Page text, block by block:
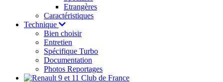
Etrangères
Caractéristiques
Technique
Bien choisir
Entretien
Spécifique Turbo
Documentation
Photos Reportages